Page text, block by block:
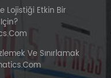
Lojistiği Etkin Bir
Ve Sınırlamak